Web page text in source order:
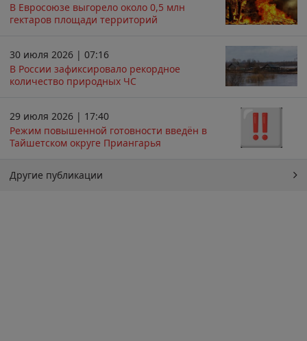
В Евросоюзе выгорело около 0,5 млн
гектаров площади территорий
30 июля 2026 | 07:16
В России зафиксировало рекордное
количество природных ЧС
29 июля 2026 | 17:40
Режим повышенной готовности введён в
Тайшетском округе Приангарья
Другие публикации